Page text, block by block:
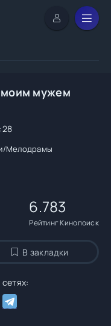
моим мужем
/Мелодрамы
6.783
Рейтинг Кинопоиск
В закладки